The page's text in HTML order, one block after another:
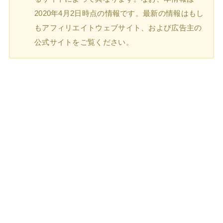
2020年4月2日時点の情報です。最新の情報はもし
もアフィリエイトウェブサイト、および広告主の
公式サイトをご覧ください。